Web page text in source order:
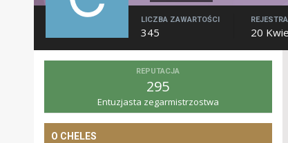
LICZBA ZAWARTOŚCI
345 20
REPUTACJA
295
Entuzjasta zegarmistrzostwa
O CHELES